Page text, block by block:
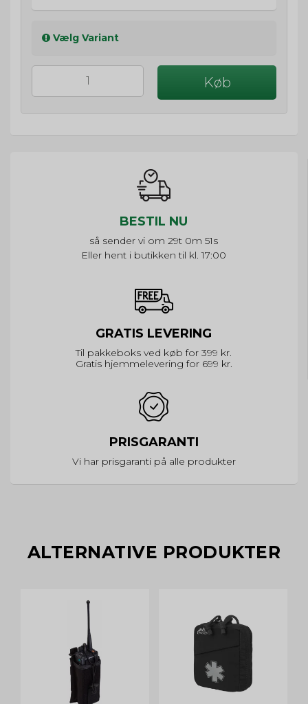
Vælg Variant
Køb
BESTIL NU
så sender vi om 29t 0m 50s
Eller hent i butikken til kl. 17:00
GRATIS LEVERING
Til pakkeboks ved køb for 399 kr.
Gratis hjemmelevering for 699 kr.
PRISGARANTI
Vi har prisgaranti på alle produkter
ALTERNATIVE PRODUKTER